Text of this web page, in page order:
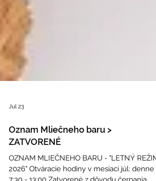
Jul 23
Oznam Mliečneho baru >
ZATVORENÉ